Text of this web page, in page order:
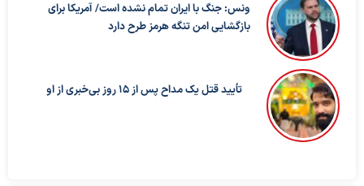
ونس: جنگ با ایران تمام نشده است/ آمریکا برای
بازگشایی امن تنگه هرمز طرح دارد
تأیید قتل یک مداح پس از ۱۵ روز بی‌خبری از او